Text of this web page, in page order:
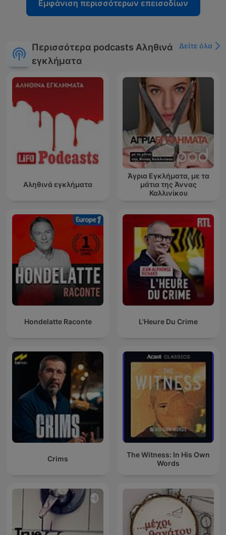
Εμφάνιση περισσότερων επεισοδίων
Περισσότερα podcasts Αληθινά
εγκλήματα
Δείτε όλα
Αληθινά εγκλήματα
Άγρια Εγκλήματα, με τα
μάτια της Άννας
Καλλινίκου
Hondelatte Raconte L'Heure Du Crime
Crims
The Witness: In His Own
Words